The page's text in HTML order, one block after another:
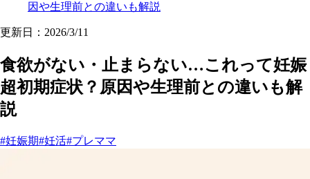
因や生理前との違いも解説
更新日：2026/3/11
食欲がない・止まらない…これって妊娠
超初期症状？原因や生理前との違いも解
説
#妊娠期#妊活#プレママ